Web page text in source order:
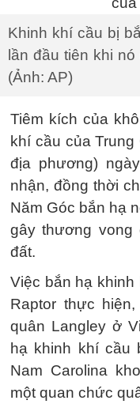
Khinh khí cầu bị
lần đầu tiên khi
(Ảnh: AP)
Tiêm kích của
khí cầu của
địa phương)
nhận, đồng thời
Năm Góc bắn hạ
gây thương
đất.
Việc bắn hạ khinh
Raptor thực
quân Langley ở
hạ khinh khí cầu
Nam Carolina
một quan chức